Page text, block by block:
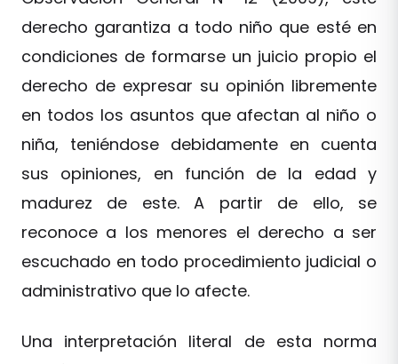
derecho garantiza a todo niño que esté en
condiciones de formarse un juicio propio el
derecho de expresar su opinión libremente
en todos los asuntos que afectan al niño o
niña, teniéndose debidamente en cuenta
sus opiniones, en función de la edad y
madurez de este. A partir de ello, se
reconoce a los menores el derecho a ser
escuchado en todo procedimiento judicial o
administrativo que lo afecte.
Una interpretación literal de esta norma